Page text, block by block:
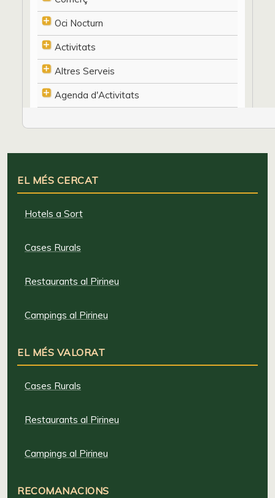
Oci Nocturn
Activitats
Altres Serveis
Agenda d'Activitats
EL MÉS CERCAT
Hotels a Sort
Cases Rurals
Restaurants al Pirineu
Campings al Pirineu
EL MÉS VALORAT
Cases Rurals
Restaurants al Pirineu
Campings al Pirineu
RECOMANACIONS